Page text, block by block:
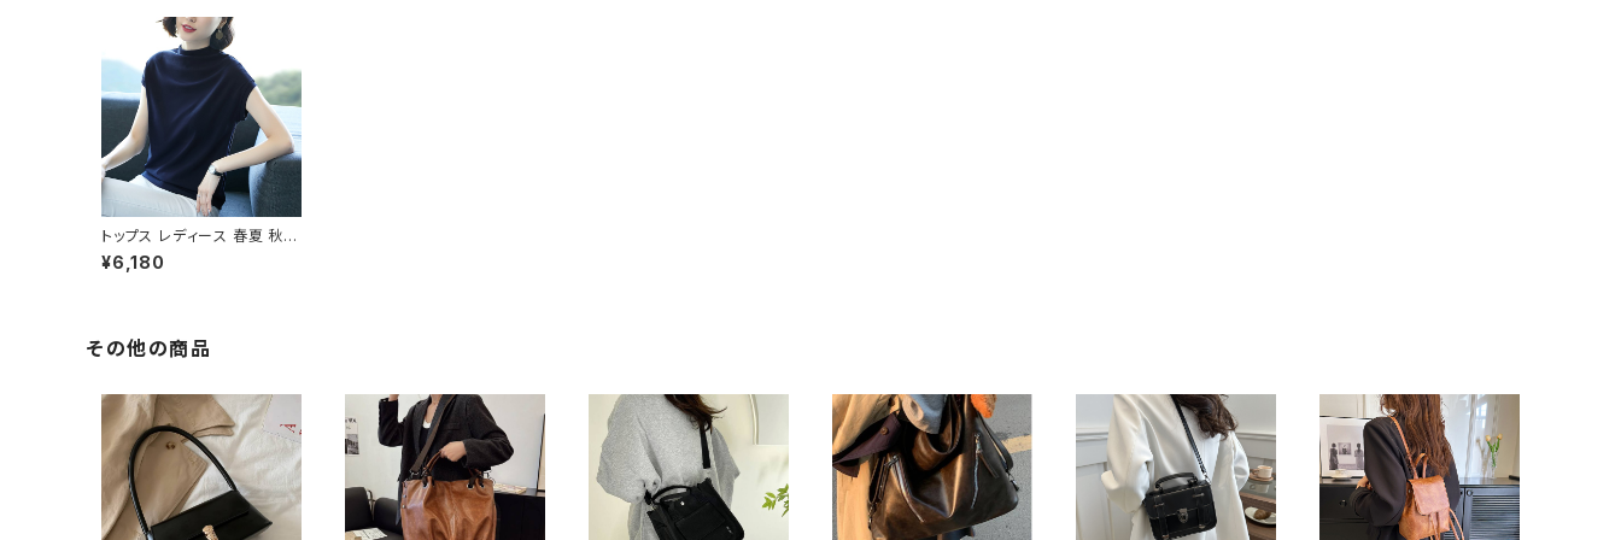
トップス レディース 春夏 秋冬
春 夏 秋 冬 黒 白 フレンチス
リーブ カットソー 半袖Tシャ
無地トップス ブラック ホワイ
ト ダークグリーン ライトグリ
い きれいめ 無地 大人 お出か
け 可愛い デート 10代 20代
30代 40代 C-TSS0035
¥6,180
その他の商品